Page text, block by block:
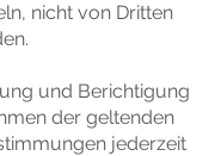
nicht von Dritten
und Berichtigung
der geltenden
jederzeit